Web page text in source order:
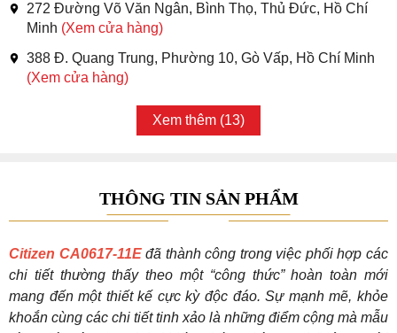
272 Đường Võ Văn Ngân, Bình Thọ, Thủ Đức, Hồ Chí
Minh (Xem cửa hàng)
388 Đ. Quang Trung, Phường 10, Gò Vấp, Hồ Chí Minh
(Xem cửa hàng)
Xem thêm (13)
THÔNG TIN SẢN PHẨM
Citizen CA0617-11Eđã thành công trong việc phối hợp các
chi tiết thường thấy theo một “công thức” hoàn toàn mới
mang đến một thiết kế cực kỳ độc đáo. Sự mạnh mẽ, khỏe
khoắn cùng các chi tiết tinh xảo là những điểm cộng mà mẫu